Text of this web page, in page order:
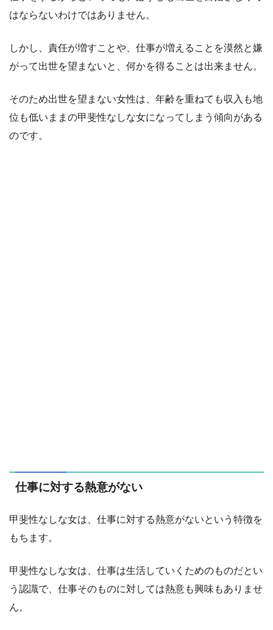
はならないわけではありません。
しかし、責任が増すことや、仕事が増えることを漠然と嫌
がって出世を望まないと、何かを得ることは出来ません。
そのため出世を望まない女性は、年齢を重ねても収入も地
位も低いままの甲斐性なしな女になってしまう傾向がある
のです。
仕事に対する熱意がない
甲斐性なしな女は、仕事に対する熱意がないという特徴を
もちます。
甲斐性なしな女は、仕事は生活していくためのものだとい
う認識で、仕事そのものに対しては熱意も興味もありませ
ん。